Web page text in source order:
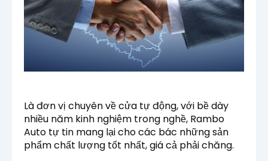
Là đơn vị chuyên về cửa tự động, với bề dày
nhiều năm kinh nghiệm trong nghề, Rambo
Auto tự tin mang lại cho các bác những sản
phẩm chất lượng tốt nhất, giá cả phải chăng.